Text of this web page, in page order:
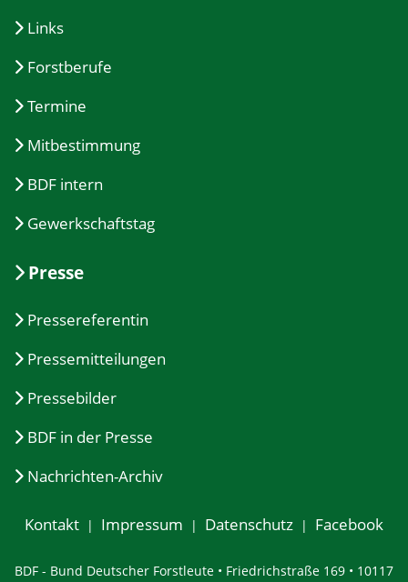
Links
Forstberufe
Termine
Mitbestimmung
BDF intern
Gewerkschaftstag
Presse
Pressereferentin
Pressemitteilungen
Pressebilder
BDF in der Presse
Nachrichten-Archiv
Kontakt Impressum Datenschutz Facebook
BDF - Bund Deutscher Forstleute • Friedrichstraße 169 • 10117